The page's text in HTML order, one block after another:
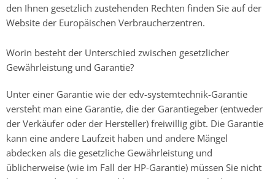
den Ihnen gesetzlich zustehenden Rechten finden Sie auf der
Website der Europäischen Verbraucherzentren.
Worin besteht der Unterschied zwischen gesetzlicher
Gewährleistung und Garantie?
Unter einer Garantie wie der edv-systemtechnik-Garantie
versteht man eine Garantie, die der Garantiegeber (entweder
der Verkäufer oder der Hersteller) freiwillig gibt. Die Garantie
kann eine andere Laufzeit haben und andere Mängel
abdecken als die gesetzliche Gewährleistung und
üblicherweise (wie im Fall der HP-Garantie) müssen Sie nicht